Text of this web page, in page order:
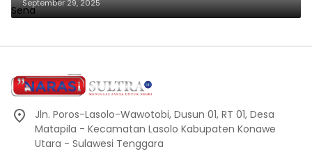
September 29, 2025
Jln. Poros-Lasolo-Wawotobi, Dusun 01, RT 01, Desa
Matapila - Kecamatan Lasolo Kabupaten Konawe
Utara - Sulawesi Tenggara